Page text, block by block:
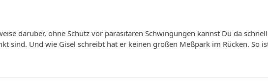
darüber, ohne Schutz vor parasitären Schwingungen kannst Du da
sind. Und wie Gisel schreibt hat er keinen großen Meßpark im Rücken. So